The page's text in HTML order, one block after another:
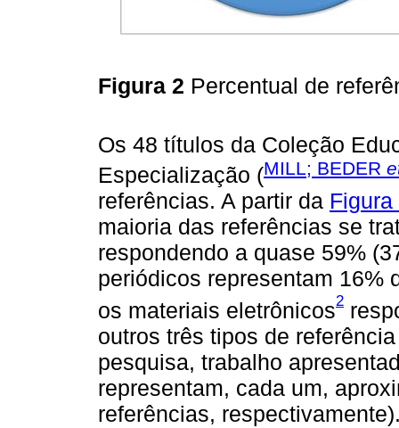
Figura 2 Percentual de
Os 48 títulos da Coleção
Especialização (MILL; BEDER
referências. A partir da Figura
maioria das referências se
respondendo a quase 59%
periódicos representam 16%
os materiais eletrônicos2
outros três tipos de
pesquisa, trabalho
representam, cada um,
referências,